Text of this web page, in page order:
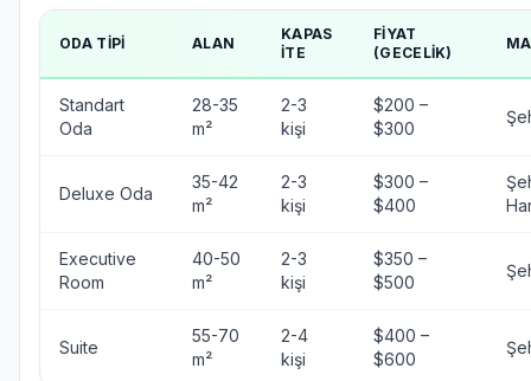
ODA TIPI ALAN
KAPAS
ITE
FIYAT
(GECELIK)
Standart
Oda
28-35
m²
2-3
kişi
$200 –
$300
Deluxe Oda
35-42
m²
2-3
kişi
$300 –
$400
Executive
Room
40-50
m²
2-3
kişi
$350 –
$500
Suite
55-70
m²
2-4
kişi
$400 –
$600